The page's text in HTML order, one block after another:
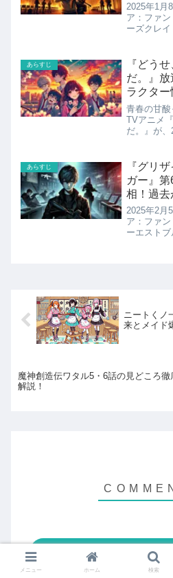
2025年1月
ア：ファ
ーズクレイ
本作では
陰謀やキ
あらすじ
『どう
だ。』
ラクター
青春の甘
TVアニメ
だ。』が、
の高校生
ストーリ
あらすじ
『グリ
ガー』
相！過去
2025年2月
ア：ファ
ーエスト
ニートくノ
来とメイド
魔神創造伝ワタル5・6話の見どころ徹
解説！
コメントを書
メニュー ホーム 検索